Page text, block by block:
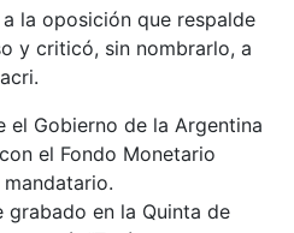
la oposición que respalde
y criticó, sin nombrarlo, a
el Gobierno de la Argentina
el Fondo Monetario
en la Quinta de